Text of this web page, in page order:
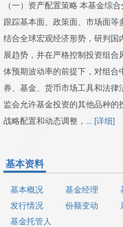
（一）资产配置策略 本基金综
跟踪基本面、政策面、市场面等
结合全球宏观经济形势，研判国
展趋势，并在严格控制投资组合
体预期波动率的前提下，对组合
券、基金、货币市场工具和法律
监会允许基金投资的其他品种的
战略配置和动态调整，... [详细]
基本资料
基本概况 基金经理
发行情况
份额变动
基金托管人